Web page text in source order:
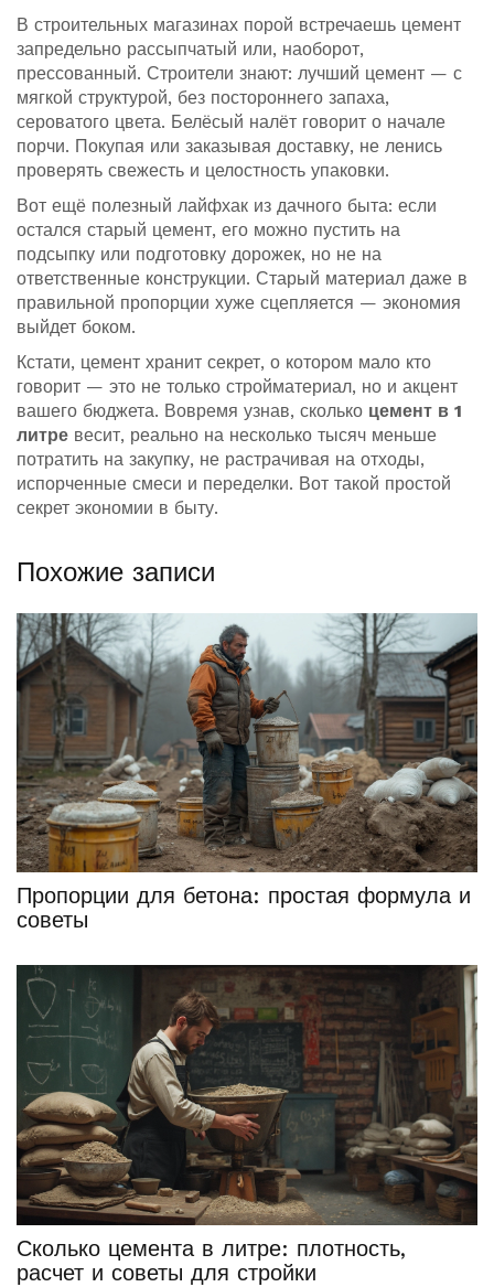
В строительных магазинах порой встречаешь цемент
запредельно рассыпчатый или, наоборот,
прессованный. Строители знают: лучший цемент — с
мягкой структурой, без постороннего запаха,
сероватого цвета. Белёсый налёт говорит о начале
порчи. Покупая или заказывая доставку, не ленись
проверять свежесть и целостность упаковки.
Вот ещё полезный лайфхак из дачного быта: если
остался старый цемент, его можно пустить на
подсыпку или подготовку дорожек, но не на
ответственные конструкции. Старый материал даже в
правильной пропорции хуже сцепляется — экономия
выйдет боком.
Кстати, цемент хранит секрет, о котором мало кто
говорит — это не только стройматериал, но и акцент
вашего бюджета. Вовремя узнав, сколько цемент в 1
литре весит, реально на несколько тысяч меньше
потратить на закупку, не растрачивая на отходы,
испорченные смеси и переделки. Вот такой простой
секрет экономии в быту.
Похожие записи
Пропорции для бетона: простая формула и
советы
Сколько цемента в литре: плотность,
расчет и советы для стройки